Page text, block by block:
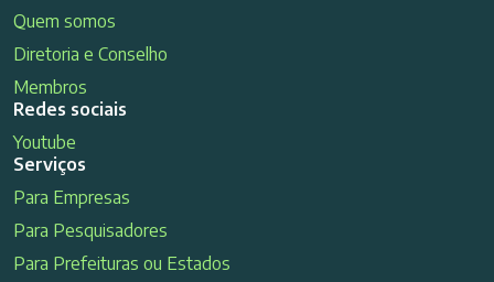
Quem somos
Diretoria e Conselho
Membros
Redes sociais
Youtube
Serviços
Para Empresas
Para Pesquisadores
Para Prefeituras ou Estados